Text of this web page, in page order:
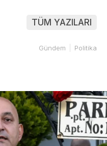
TÜM YAZILARI
Gündem Politika